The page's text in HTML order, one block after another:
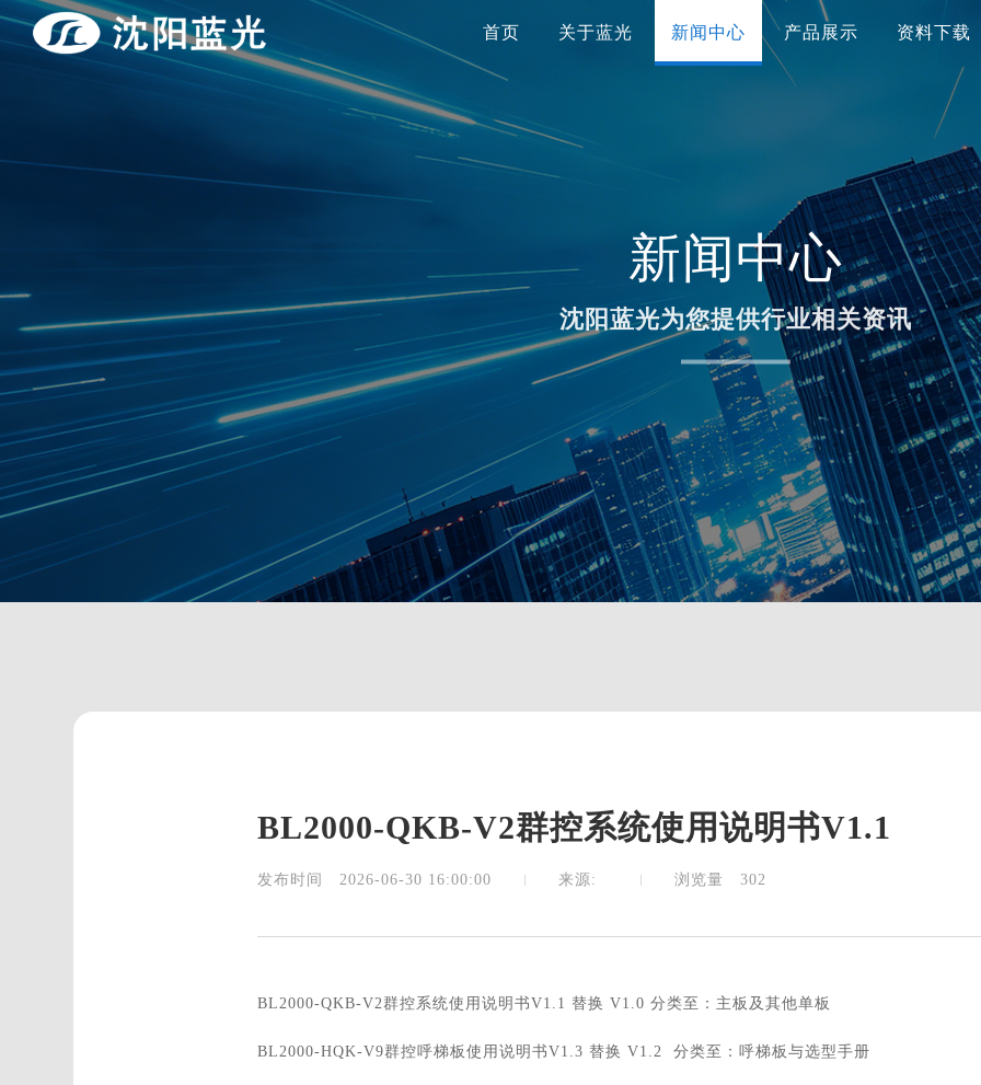
首页 关于蓝光 新闻中心 产品展示 资料下载
新闻中心
沈阳蓝光为您提供行业相关资讯
BL2000-QKB-V2群控系统使用说明书V1.1
发布时间 2026-06-30 16:00:00 来源: 浏览量 302
BL2000-QKB-V2群控系统使用说明书V1.1 替换 V1.0 分类至：主板及其他单板
BL2000-HQK-V9群控呼梯板使用说明书V1.3 替换 V1.2 分类至：呼梯板与选型手册